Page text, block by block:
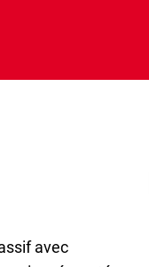
avec